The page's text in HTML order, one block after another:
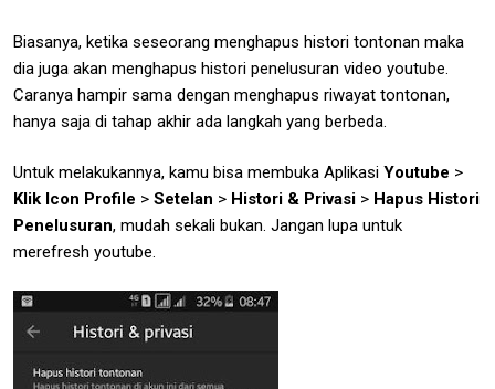
Biasanya, ketika seseorang menghapus histori tontonan maka
dia juga akan menghapus histori penelusuran video youtube.
Caranya hampir sama dengan menghapus riwayat tontonan,
hanya saja di tahap akhir ada langkah yang berbeda.
Untuk melakukannya, kamu bisa membuka Aplikasi Youtube >
Klik Icon Profile > Setelan > Histori & Privasi > Hapus Histori
Penelusuran, mudah sekali bukan. Jangan lupa untuk
merefresh youtube.